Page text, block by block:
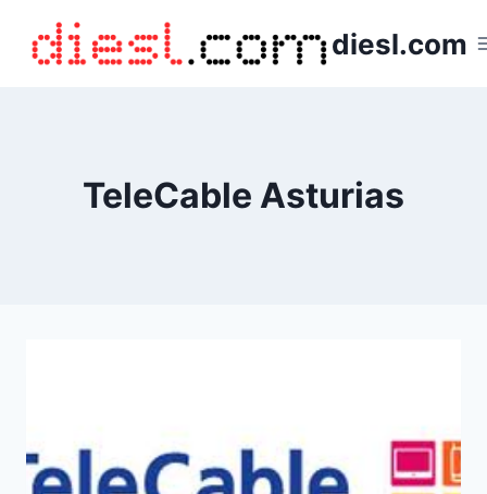
contenido
diesl.com
TeleCable Asturias